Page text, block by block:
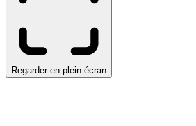
Regarder en plein écran